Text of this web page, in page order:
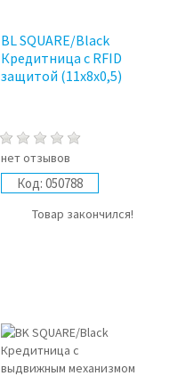
BL SQUARE/Black
Кредитница с RFID
защитой (11x8x0,5)
нет отзывов
Код: 050788
Товар закончился!